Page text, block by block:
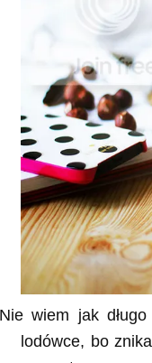
Nie wiem jak
lodówce, bo